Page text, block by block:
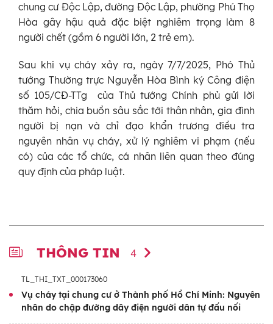
chung cư Độc Lập, đường Độc Lập, phường Phú Thọ
Hòa gây hậu quả đặc biệt nghiêm trọng làm 8
người chết (gồm 6 người lớn, 2 trẻ em).
Sau khi vụ cháy xảy ra, ngày 7/7/2025, Phó Thủ
tướng Thường trực Nguyễn Hòa Bình ký Công điện
số 105/CĐ-TTg của Thủ tướng Chính phủ gửi lời
thăm hỏi, chia buồn sâu sắc tới thân nhân, gia đình
người bị nạn và chỉ đạo khẩn trương điều tra
nguyên nhân vụ cháy, xử lý nghiêm vi phạm (nếu
có) của các tổ chức, cá nhân liên quan theo đúng
quy định của pháp luật.
THÔNG TIN 4
TL_THI_TXT_000173060
Vụ cháy tại chung cư ở Thành phố Hồ Chí Minh: Nguyên
nhân do chập đường dây điện người dân tự đấu nối